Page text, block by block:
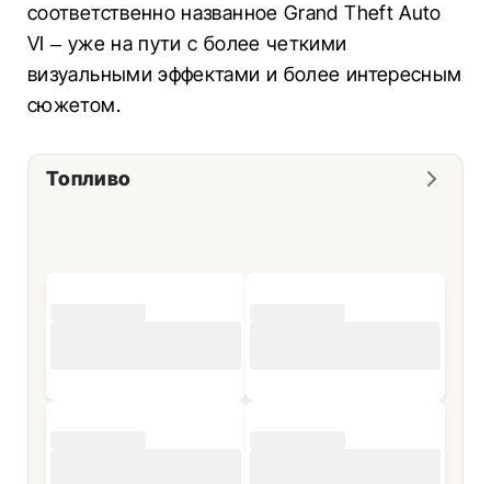
соответственно названное Grand Theft Auto
VI – уже на пути с более четкими
визуальными эффектами и более интересным
сюжетом.
Топливо